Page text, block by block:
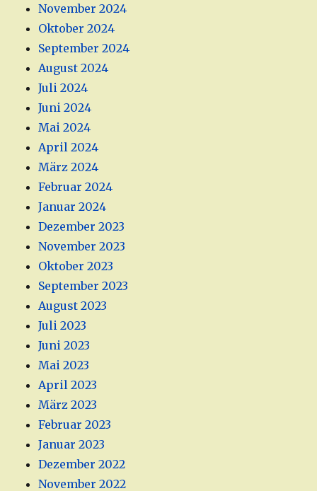
November 2024
Oktober 2024
September 2024
August 2024
Juli 2024
Juni 2024
Mai 2024
April 2024
März 2024
Februar 2024
Januar 2024
Dezember 2023
November 2023
Oktober 2023
September 2023
August 2023
Juli 2023
Juni 2023
Mai 2023
April 2023
März 2023
Februar 2023
Januar 2023
Dezember 2022
November 2022